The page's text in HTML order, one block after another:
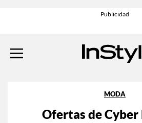
MODA
Ofertas de